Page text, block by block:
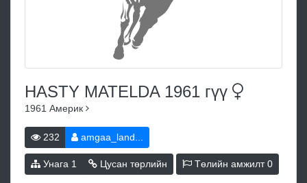
HASTY MATELDA 1961 гүү
1961 Америк
232 amgaa_land...
Унага 1 Цусан төрлийн Төлийн амжилт0